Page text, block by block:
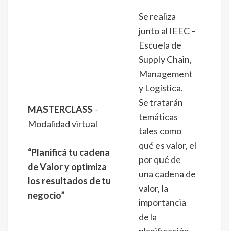
MASTERCLASS–
Modalidad virtual
“Planificá tu cadena
de Valor y optimiza
los resultados de tu
negocio”
Se realiza
junto al IEEC –
Escuela de
Supply Chain,
Management
y Logística.
Se tratarán
temáticas
tales como
qué es valor, el
por qué de
una cadena de
valor, la
importancia
de la